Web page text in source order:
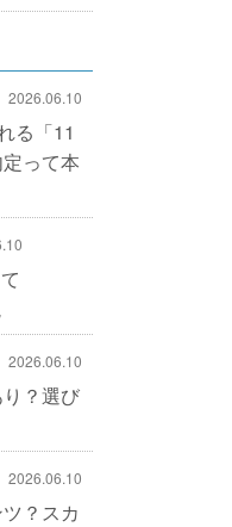
2026.06.10
る「11
って本
2026.06.10
？選び
2026.06.10
？スカ